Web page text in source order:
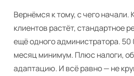
Вернёмся к тому, с чего начали.
клиентов растёт, стандартное
ещё одного администратора. 50
месяц минимум. Плюс налоги,
адаптацию. И всё равно — не